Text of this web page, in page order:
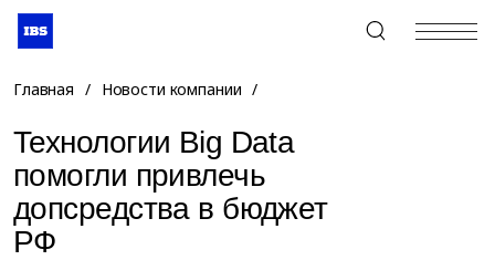
+7 (495) 967-80-80
Главная / Новости компании /
Технологии Big Data
помогли привлечь
допсредства в бюджет
РФ